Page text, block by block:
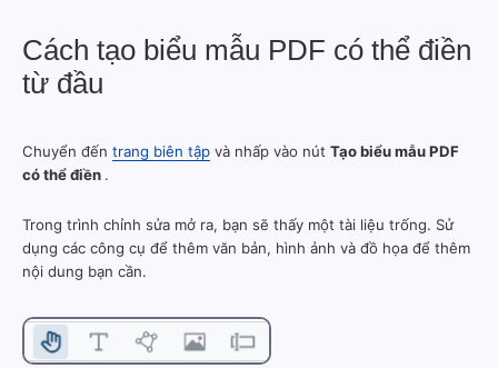
Cách tạo biểu mẫu PDF có thể điền
từ đầu
Chuyển đến trang biên tập và nhấp vào nút Tạo biểu mẫu PDF
có thể điền .
Trong trình chỉnh sửa mở ra, bạn sẽ thấy một tài liệu trống. Sử
dụng các công cụ để thêm văn bản, hình ảnh và đồ họa để thêm
nội dung bạn cần.